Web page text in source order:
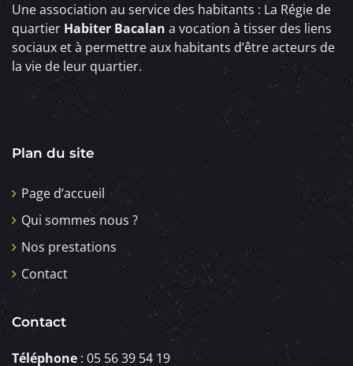
Une association au service des habitants : La Régie de
quartier Habiter Bacalan a vocation à tisser des liens
sociaux et à permettre aux habitants d’être acteurs de
la vie de leur quartier.
Plan du site
Page d’accueil
Qui sommes nous ?
Nos prestations
Contact
Contact
Téléphone : 05 56 39 54 19